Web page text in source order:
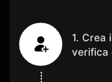
1. Crea
verifica